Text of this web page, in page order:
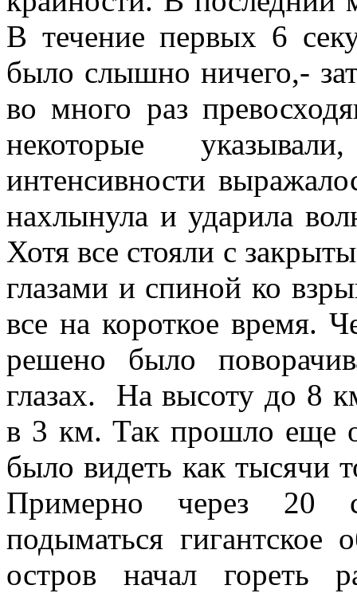
В течение первых 6
было слышно ничего,-
во много раз
некоторые
интенсивности
нах­лынула и ударила
Хотя все стояли с
глазами и спиной ко
все на короткое время.
решено было
глазах. На высоту до 8
в 3 км. Так прошло еще
было видеть как тысячи
Примерно через 20
подыматься гигантское
остров начал гореть